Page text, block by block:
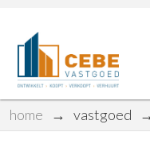
home → vastgoed